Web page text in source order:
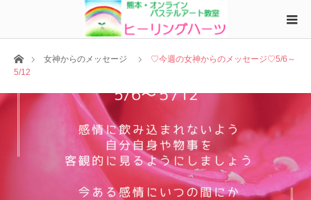
ホーム女神からのメッセージ
♡今週の女神からのメッセージ♡5/6～
5/12